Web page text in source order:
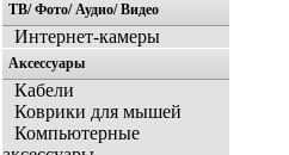
ТВ/ Фото/ Аудио/ Видео
Интернет-камеры
Аксессуары
Кабели
Коврики для мышей
Компьютерные